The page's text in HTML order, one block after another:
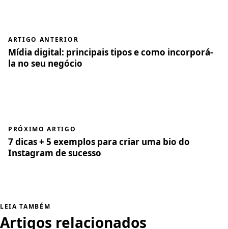
ARTIGO ANTERIOR
Mídia digital: principais tipos e como incorporá-
la no seu negócio
PRÓXIMO ARTIGO
7 dicas + 5 exemplos para criar uma bio do
Instagram de sucesso
LEIA TAMBÉM
Artigos relacionados